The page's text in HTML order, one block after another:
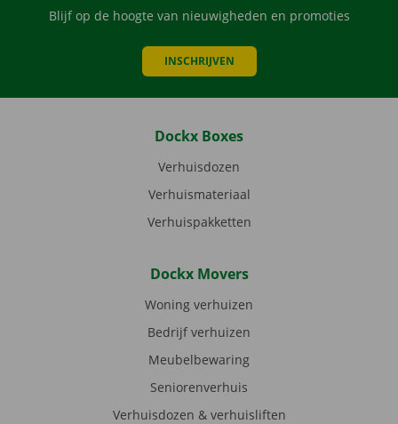
Blijf op de hoogte van nieuwigheden en promoties
INSCHRIJVEN
Dockx Boxes
Verhuisdozen
Verhuismateriaal
Verhuispakketten
Dockx Movers
Woning verhuizen
Bedrijf verhuizen
Meubelbewaring
Seniorenverhuis
Verhuisdozen & verhuisliften